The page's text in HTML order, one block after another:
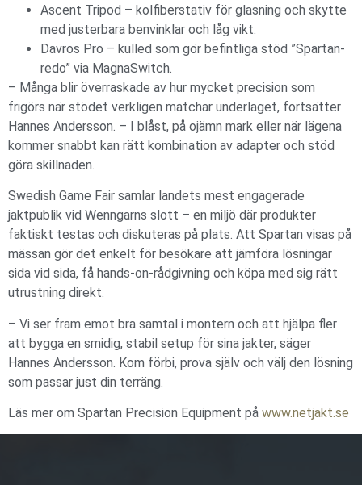
Ascent Tripod – kolfiberstativ för glasning och skytte
med justerbara benvinklar och låg vikt.
Davros Pro – kulled som gör befintliga stöd ”Spartan-
redo” via MagnaSwitch.
– Många blir överraskade av hur mycket precision som
frigörs när stödet verkligen matchar underlaget, fortsätter
Hannes Andersson. – I blåst, på ojämn mark eller när lägena
kommer snabbt kan rätt kombination av adapter och stöd
göra skillnaden.
Swedish Game Fair samlar landets mest engagerade
jaktpublik vid Wenngarns slott – en miljö där produkter
faktiskt testas och diskuteras på plats. Att Spartan visas på
mässan gör det enkelt för besökare att jämföra lösningar
sida vid sida, få hands-on-rådgivning och köpa med sig rätt
utrustning direkt.
– Vi ser fram emot bra samtal i montern och att hjälpa fler
att bygga en smidig, stabil setup för sina jakter, säger
Hannes Andersson. Kom förbi, prova själv och välj den lösning
som passar just din terräng.
Läs mer om Spartan Precision Equipment på www.netjakt.se